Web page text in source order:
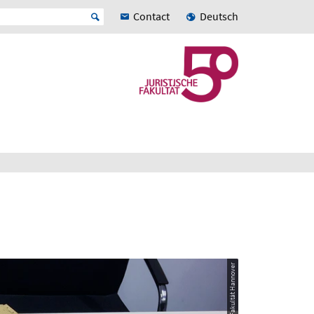
Contact Deutsch